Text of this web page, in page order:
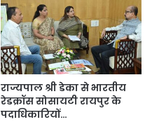
राज्यपाल श्री डेका से भारतीय
रेडक्रॉस सोसायटी रायपुर के
पदाधिकारियों…